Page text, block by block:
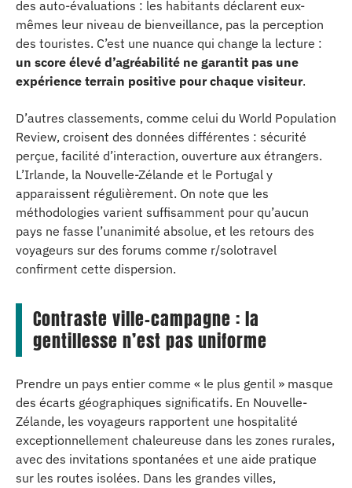
des auto-évaluations : les habitants déclarent eux-
mêmes leur niveau de bienveillance, pas la perception
des touristes. C’est une nuance qui change la lecture :
un score élevé d’agréabilité ne garantit pas une
expérience terrain positive pour chaque visiteur.
D’autres classements, comme celui du World Population
Review, croisent des données différentes : sécurité
perçue, facilité d’interaction, ouverture aux étrangers.
L’Irlande, la Nouvelle-Zélande et le Portugal y
apparaissent régulièrement. On note que les
méthodologies varient suffisamment pour qu’aucun
pays ne fasse l’unanimité absolue, et les retours des
voyageurs sur des forums comme r/solotravel
confirment cette dispersion.
Contraste ville-campagne : la
gentillesse n’est pas uniforme
Prendre un pays entier comme « le plus gentil » masque
des écarts géographiques significatifs. En Nouvelle-
Zélande, les voyageurs rapportent une hospitalité
exceptionnellement chaleureuse dans les zones rurales,
avec des invitations spontanées et une aide pratique
sur les routes isolées. Dans les grandes villes,